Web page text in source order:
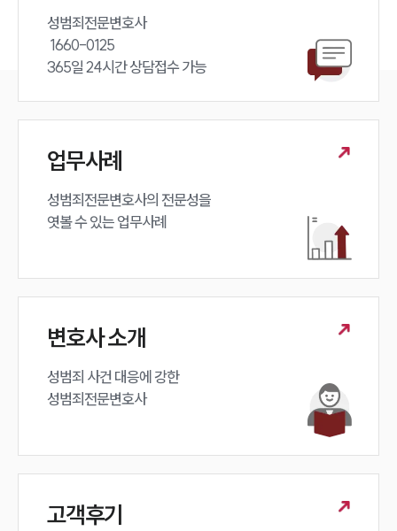
성범죄전문변호사
365일 24시간 상담접수 가능
업무사례
성범죄전문변호사의 전문성을
엿볼 수 있는 업무사례
변호사 소개
성범죄 사건 대응에 강한
성범죄전문변호사
고객후기